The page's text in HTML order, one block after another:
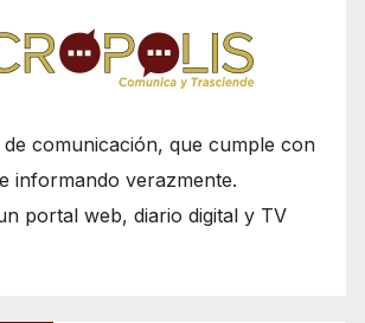
comunicación, que cumple con
informando verazmente.
portal web, diario digital y TV